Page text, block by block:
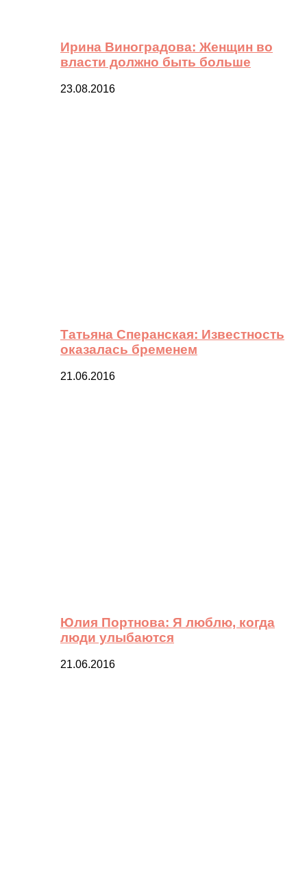
Ирина Виноградова: Женщин во
власти должно быть больше
23.08.2016
Татьяна Сперанская: Известность
оказалась бременем
21.06.2016
Юлия Портнова: Я люблю, когда
люди улыбаются
21.06.2016